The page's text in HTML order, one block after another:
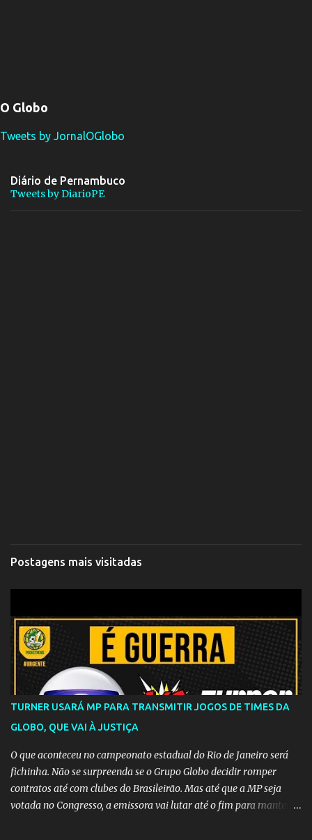
O Globo
Tweets by JornalOGlobo
Diário de Pernambuco
Tweets by DiarioPE
Postagens mais visitadas
TURNER USARÁ MP PARA TRANSMITIR JOGOS DE TIMES DA
GLOBO, QUE VAI À JUSTIÇA
O que aconteceu no campeonato estadual do Rio de Janeiro será
fichinha. Não se surpreenda se o Grupo Globo decidir romper
contratos até com clubes do Brasileirão. Mas até que a MP seja
votada no Congresso, a emissora vai lutar até o fim para manter o